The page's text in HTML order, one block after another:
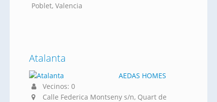
Poblet, Valencia
Atalanta
AEDAS HOMES
Vecinos: 0
Calle Federica Montseny s/n, Quart de